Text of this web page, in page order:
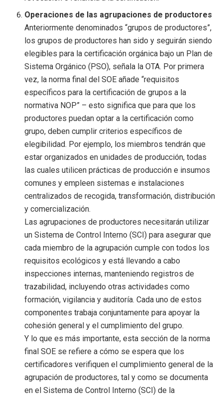
Operaciones de las agrupaciones de productores
Anteriormente denominados “grupos de productores”,
los grupos de productores han sido y seguirán siendo
elegibles para la certificación orgánica bajo un Plan de
Sistema Orgánico (PSO), señala la OTA. Por primera
vez, la norma final del SOE añade “requisitos
específicos para la certificación de grupos a la
normativa NOP” – esto significa que para que los
productores puedan optar a la certificación como
grupo, deben cumplir criterios específicos de
elegibilidad. Por ejemplo, los miembros tendrán que
estar organizados en unidades de producción, todas
las cuales utilicen prácticas de producción e insumos
comunes y empleen sistemas e instalaciones
centralizados de recogida, transformación, distribución
y comercialización.
Las agrupaciones de productores necesitarán utilizar
un Sistema de Control Interno (SCI) para asegurar que
cada miembro de la agrupación cumple con todos los
requisitos ecológicos y está llevando a cabo
inspecciones internas, manteniendo registros de
trazabilidad, incluyendo otras actividades como
formación, vigilancia y auditoría. Cada uno de estos
componentes trabaja conjuntamente para apoyar la
cohesión general y el cumplimiento del grupo.
Y lo que es más importante, esta sección de la norma
final SOE se refiere a cómo se espera que los
certificadores verifiquen el cumplimiento general de la
agrupación de productores, tal y como se documenta
en el Sistema de Control Interno (SCI) de la